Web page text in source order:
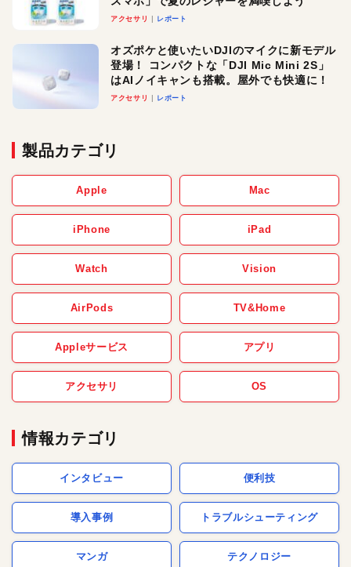
アクセサリ レポート
オズポケと使いたいDJIのマイクに新モデル
登場！ コンパクトな「DJI Mic Mini 2S」
はAIノイキャンも搭載。屋外でも快適に！
アクセサリ レポート
製品カテゴリ
Apple Mac
iPhone iPad
Watch Vision
AirPods TV&Home
Appleサービス アプリ
アクセサリ OS
情報カテゴリ
インタビュー 便利技
導入事例 トラブルシューティング
マンガ テクノロジー